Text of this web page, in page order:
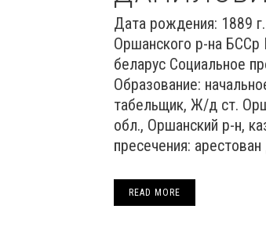
Дата рождения: 1889
Оршанского р-на БССр
беларус Социальное
Образование:
табельщик, Ж/д ст.
обл., Оршанский р-н,
пресечения: арестован
READ MORE